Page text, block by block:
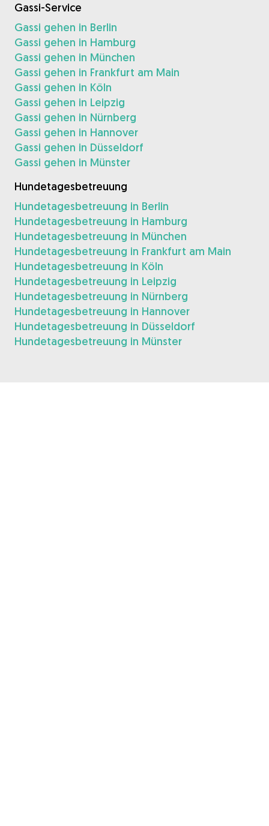
Gassi-Service
Gassi gehen in Berlin
Gassi gehen in Hamburg
Gassi gehen in München
Gassi gehen in Frankfurt am Main
Gassi gehen in Köln
Gassi gehen in Leipzig
Gassi gehen in Nürnberg
Gassi gehen in Hannover
Gassi gehen in Düsseldorf
Gassi gehen in Münster
Hundetagesbetreuung
Hundetagesbetreuung in Berlin
Hundetagesbetreuung in Hamburg
Hundetagesbetreuung in München
Hundetagesbetreuung in Frankfurt am Main
Hundetagesbetreuung in Köln
Hundetagesbetreuung in Leipzig
Hundetagesbetreuung in Nürnberg
Hundetagesbetreuung in Hannover
Hundetagesbetreuung in Düsseldorf
Hundetagesbetreuung in Münster